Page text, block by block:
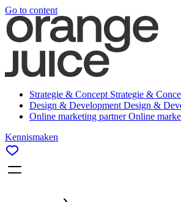
Go to content
Strategie & Concept Strategie &
Design & Development Design &
Online marketing partnerOnline
Kennismaken